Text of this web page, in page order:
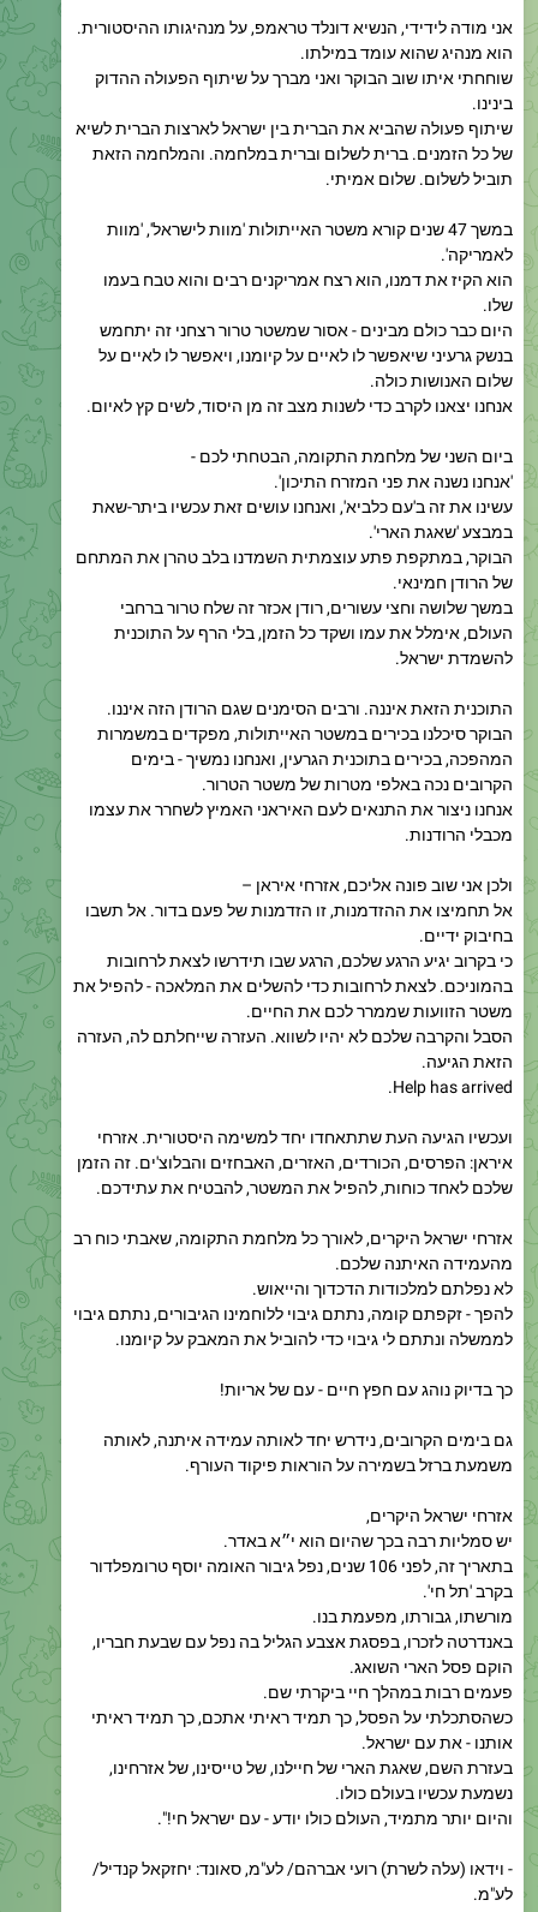
שוחחתי איתו שוב הבוקר ואני מברך על שיתוף הפעולה ההדוק
בינינו.
שיתוף פעולה שהביא את הברית בין ישראל לארצות הברית לשיא
של כל הזמנים. ברית לשלום וברית במלחמה. והמלחמה הזאת
תוביל לשלום. שלום אמיתי.
במשך 47 שנים קורא משטר האייתולות 'מוות לישראל', 'מוות
הוא הקיז את דמנו, הוא רצח אמריקנים רבים והוא טבח בעמו
שלו.
היום כבר כולם מבינים - אסור שמשטר טרור רצחני זה יתחמש
בנשק גרעיני שיאפשר לו לאיים על קיומנו, ויאפשר לו לאיים על
שלום האנושות כולה.
אנחנו יצאנו לקרב כדי לשנות מצב זה מן היסוד, לשים קץ לאיום.
ביום השני של מלחמת התקומה, הבטחתי לכם -
עשינו את זה ב'עם כלביא', ואנחנו עושים זאת עכשיו ביתר-שאת
במבצע 'שאגת הארי'.
הבוקר, במתקפת פתע עוצמתית השמדנו בלב טהרן את המתחם
של הרודן חמינאי.
במשך שלושה וחצי עשורים, רודן אכזר זה שלח טרור ברחבי
העולם, אימלל את עמו ושקד כל הזמן, בלי הרף על התוכנית
להשמדת ישראל.
התוכנית הזאת איננה. ורבים הסימנים שגם הרודן הזה איננו.
המהפכה, בכירים בתוכנית הגרעין, ואנחנו נמשיך - בימים
הקרובים נכה באלפי מטרות של משטר הטרור.
אנחנו ניצור את התנאים לעם האיראני האמיץ לשחרר את עצמו
מכבלי הרודנות.
ולכן אני שוב פונה אליכם, אזרחי איראן –
בחיבוק ידיים.
כי בקרוב יגיע הרגע שלכם, הרגע שבו תידרשו לצאת לרחובות
בהמוניכם. לצאת לרחובות כדי להשלים את המלאכה - להפיל את
משטר הזוועות שממרר לכם את החיים.
הסבל והקרבה שלכם לא יהיו לשווא. העזרה שייחלתם לה, העזרה
הזאת הגיעה.
Help has arrived.
ועכשיו הגיעה העת שתתאחדו יחד למשימה היסטורית. אזרחי
שלכם לאחד כוחות, להפיל את המשטר, להבטיח את עתידכם.
אזרחי ישראל היקרים, לאורך כל מלחמת התקומה, שאבתי כוח רב
לא נפלתם למלכודות הדכדוך ‏והייאוש.
להפך - זקפתם קומה, נתתם גיבוי ללוחמינו הגיבורים, נתתם גיבוי
לממשלה ונתתם לי גיבוי כדי להוביל את המאבק על קיומנו.
כך בדיוק נוהג עם חפץ חיים - עם של אריות!
גם בימים הקרובים, נידרש יחד לאותה עמידה איתנה, לאותה
אזרחי ישראל היקרים,
‏בקרב 'תל חי'.
מורשתו, גבורתו, מפעמת בנו.
באנדרטה לזכרו, בפסגת אצבע הגליל בה נפל עם שבעת חבריו,
הוקם פסל הארי השואג.
פעמים רבות במהלך חיי ביקרתי שם.
כשהסתכלתי על הפסל, כך תמיד ראיתי אתכם, כך תמיד ראיתי
אותנו - את עם ישראל.
בעזרת השם, שאגת הארי של חיילנו, של טייסינו, של אזרחינו,
נשמעת עכשיו בעולם כולו.
והיום יותר מתמיד, העולם כולו יודע - עם ישראל חי!".
- וידאו (עלה לשרת) רועי אברהם/ לע"מ, סאונד: יחזקאל קנדיל/
1 19:36